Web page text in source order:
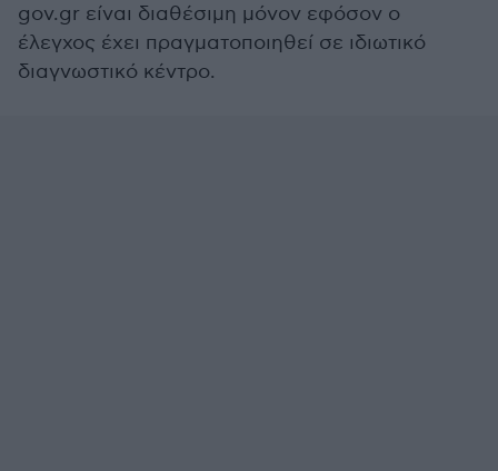
gov.gr είναι διαθέσιμη μόνον εφόσον ο
έλεγχος έχει πραγματοποιηθεί σε ιδιωτικό
διαγνωστικό κέντρο.